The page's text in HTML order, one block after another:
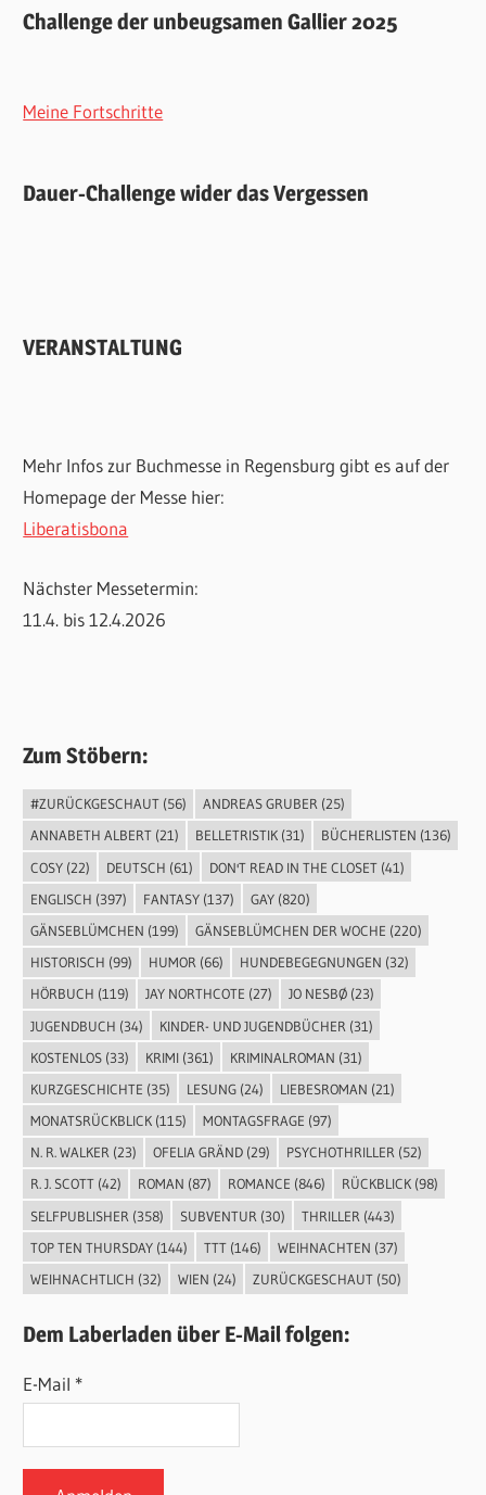
Challenge der unbeugsamen Gallier 2025
Meine Fortschritte
Dauer-Challenge wider das Vergessen
VERANSTALTUNG
Mehr Infos zur Buchmesse in Regensburg gibt es auf der
Homepage der Messe hier:
Liberatisbona
Nächster Messetermin:
11.4. bis 12.4.2026
Zum Stöbern:
#ZURÜCKGESCHAUT(56) ANDREAS GRUBER(25)
ANNABETH ALBERT(21) BELLETRISTIK(31) BÜCHERLISTEN (136)
COSY(22) DEUTSCH (61) DON'T READ IN THE CLOSET(41)
ENGLISCH (397) FANTASY(137) GAY(820)
GÄNSEBLÜMCHEN (199) GÄNSEBLÜMCHEN DER WOCHE (220)
HISTORISCH (99) HUMOR (66) HUNDEBEGEGNUNGEN (32)
HÖRBUCH (119) JAY NORTHCOTE (27) JO NESBØ(23)
JUGENDBUCH (34) KINDER- UND JUGENDBÜCHER (31)
KOSTENLOS(33) KRIMI(361) KRIMINALROMAN (31)
KURZGESCHICHTE (35) LESUNG(24) LIEBESROMAN (21)
MONATSRÜCKBLICK(115) MONTAGSFRAGE (97)
N. R. WALKER(23) OFELIA GRÄND(29) PSYCHOTHRILLER(52)
R. J. SCOTT(42) ROMAN (87) ROMANCE (846) RÜCKBLICK(98)
SELFPUBLISHER (358) SUBVENTUR (30) THRILLER (443)
TOP TEN THURSDAY(144) TTT(146) WEIHNACHTEN (37)
WEIHNACHTLICH (32) WIEN (24) ZURÜCKGESCHAUT(50)
Dem Laberladen über E-Mail folgen:
E-Mail *